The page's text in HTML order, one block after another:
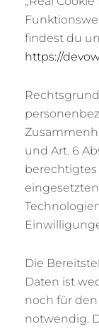
findest du
https://
und Art. 6
berechtigtes
Die
Daten ist
noch für den
notwendig.